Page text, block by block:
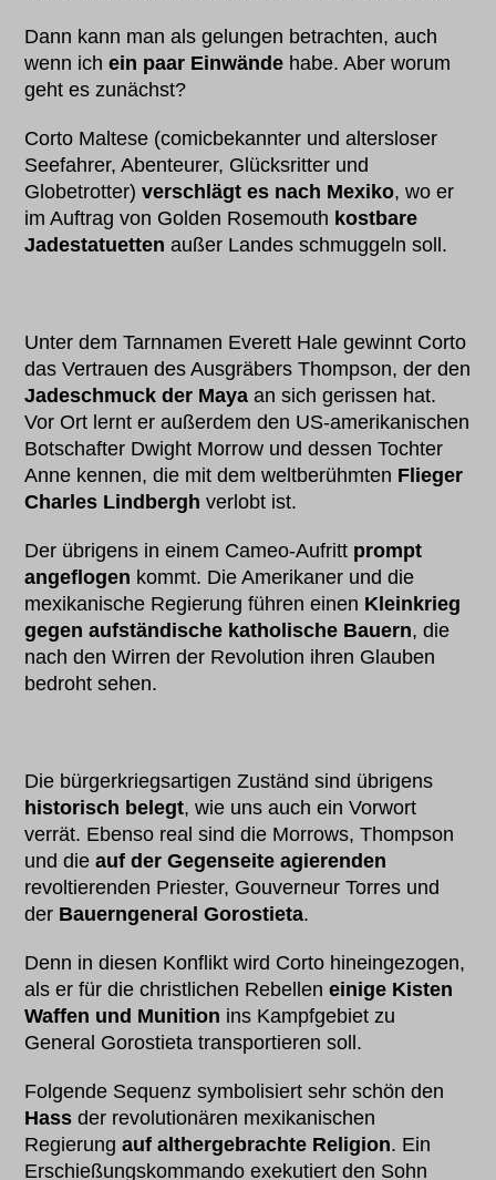
Dann kann man als gelungen betrachten, auch
wenn ichein paar Einwände habe. Aber worum
geht es zunächst?
Corto Maltese (comicbekannter und altersloser
Seefahrer, Abenteurer, Glücksritter und
Globetrotter)verschlägt es nach Mexiko, wo er
im Auftrag von Golden Rosemouth kostbare
Jadestatuetten außer Landes schmuggeln soll.
Unter dem Tarnnamen Everett Hale gewinnt Corto
das Vertrauen des Ausgräbers Thompson, der den
Jadeschmuck der Maya an sich gerissen hat.
Vor Ort lernt er außerdem den US-amerikanischen
Botschafter Dwight Morrow und dessen Tochter
Anne kennen, die mit dem weltberühmten Flieger
Charles Lindbergh verlobt ist.
Der übrigens in einem Cameo-Aufritt prompt
angeflogen kommt. Die Amerikaner und die
mexikanische Regierung führen einen Kleinkrieg
gegen aufständische katholische Bauern, die
nach den Wirren der Revolution ihren Glauben
bedroht sehen.
Die bürgerkriegsartigen Zuständ sind übrigens
historisch belegt, wie uns auch ein Vorwort
verrät. Ebenso real sind die Morrows, Thompson
und dieauf der Gegenseite agierenden
revoltierenden Priester, Gouverneur Torres und
der Bauerngeneral Gorostieta.
Denn in diesen Konflikt wird Corto hineingezogen,
als er für die christlichen Rebelleneinige Kisten
Waffen und Munition ins Kampfgebiet zu
General Gorostieta transportieren soll.
Folgende Sequenz symbolisiert sehr schön den
Hass der revolutionären mexikanischen
Regierungauf althergebrachte Religion. Ein
Erschießungskommando exekutiert den Sohn